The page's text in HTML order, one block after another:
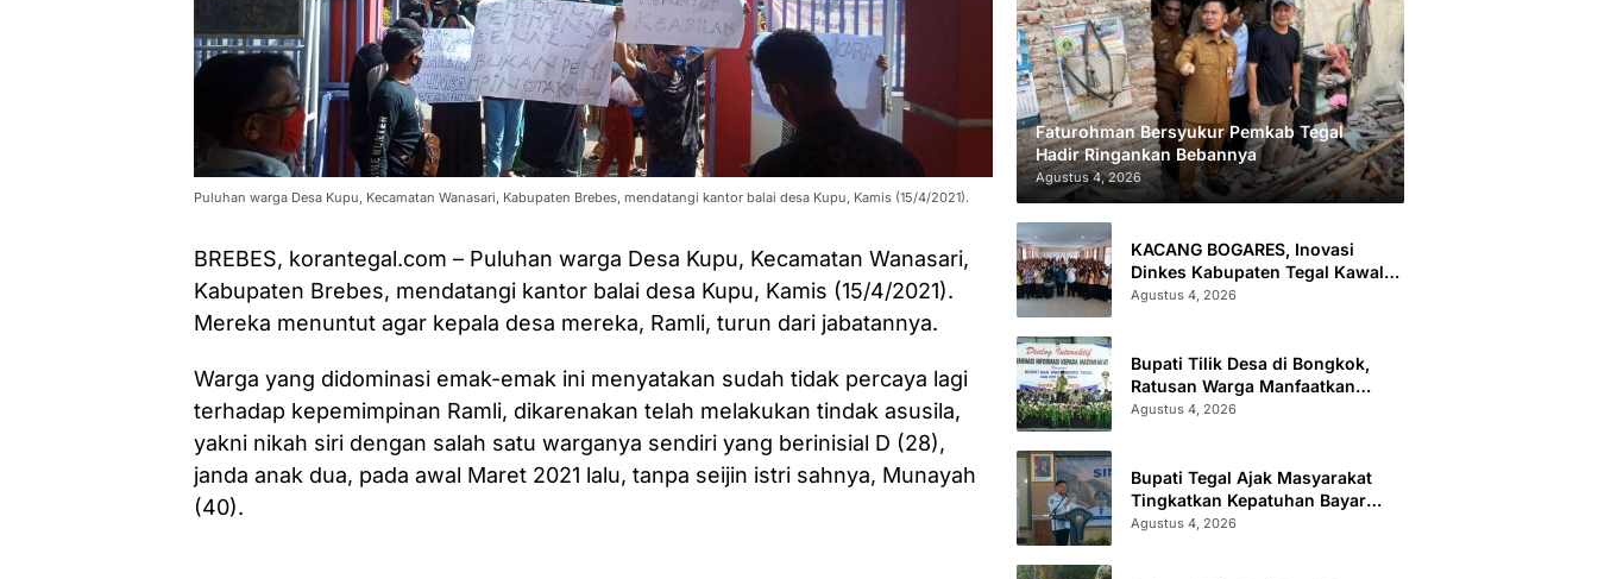
Puluhan warga Desa Kupu, Kecamatan Wanasari, Kabupaten Brebes, mendatangi kantor balai desa Kupu, Kamis (15/4/2021).
BREBES, korantegal.com – Puluhan warga Desa Kupu, Kecamatan Wanasari,
Kabupaten Brebes, mendatangi kantor balai desa Kupu, Kamis (15/4/2021).
Mereka menuntut agar kepala desa mereka, Ramli, turun dari jabatannya.
Warga yang didominasi emak-emak ini menyatakan sudah tidak percaya lagi
terhadap kepemimpinan Ramli, dikarenakan telah melakukan tindak asusila,
yakni nikah siri dengan salah satu warganya sendiri yang berinisial D (28),
janda anak dua, pada awal Maret 2021 lalu, tanpa seijin istri sahnya, Munayah
(40).
Faturohman Bersyukur Pemkab Tegal
Hadir Ringankan Bebannya
Agustus 4, 2026
KACANG BOGARES, Inovasi
Dinkes Kabupaten Tegal Kawal
Kesehatan Remaja Putri Cegah
Agustus 4, 2026
Bupati Tilik Desa di Bongkok,
Ratusan Warga Manfaatkan
Layanan Kesehatan dan
Agustus 4, 2026
Bupati Tegal Ajak Masyarakat
Tingkatkan Kepatuhan Bayar
Pajak Kendaraan lewat “TULUS
Agustus 4, 2026